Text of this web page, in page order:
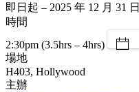
即日起 – 2025 年 12 月 31
時間
2:30pm (3.5hrs – 4hrs)
場地
H403, Hollywood
主辦